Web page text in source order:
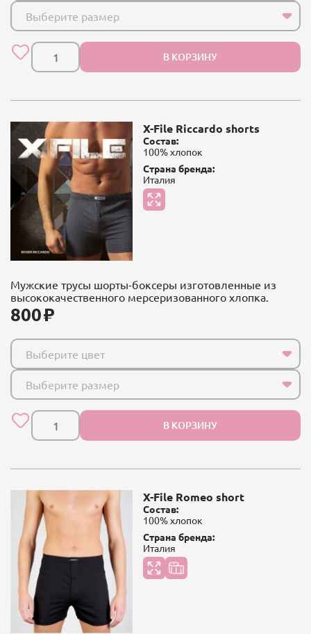
Выберите размер
В КОРЗИНУ
X-File Riccardo shorts
Состав:
100% хлопок
Страна бренда:
Италия
Мужские трусы шорты-боксеры изготовленные из
высококачественного мерсеризованного хлопка.
800
Выберите цвет
Выберите размер
В КОРЗИНУ
X-File Romeo short
Состав:
100% хлопок
Страна бренда:
Италия